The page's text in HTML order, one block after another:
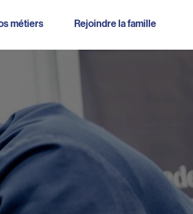
métiers Rejoindre la famille